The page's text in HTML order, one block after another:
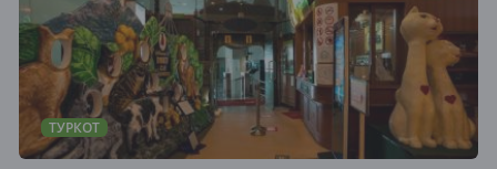
ТУРКОТ